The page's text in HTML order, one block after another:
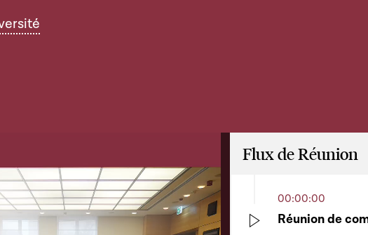
Flux de Réunion
00:00:00
Réunion de